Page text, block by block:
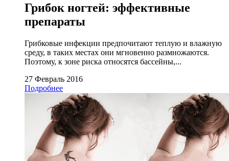
Грибок ногтей: эффективные
препараты
Грибковые инфекции предпочитают теплую и влажную
среду, в таких местах они мгновенно размножаются.
Поэтому, к зоне риска относятся бассейны,...
27 Февраль 2016
Подробнее